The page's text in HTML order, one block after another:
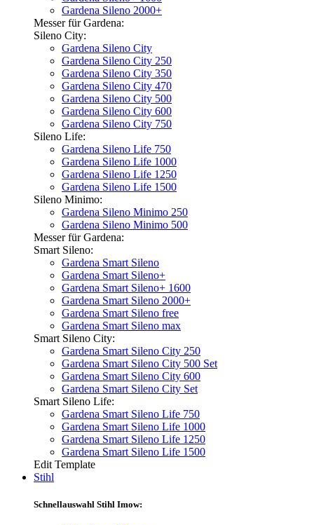
Gardena Sileno 2000+
Messer für Gardena:
Sileno City:
Gardena Sileno City
Gardena Sileno City 250
Gardena Sileno City 350
Gardena Sileno City 470
Gardena Sileno City 500
Gardena Sileno City 600
Gardena Sileno City 750
Sileno Life:
Gardena Sileno Life 750
Gardena Sileno Life 1000
Gardena Sileno Life 1250
Gardena Sileno Life 1500
Sileno Minimo:
Gardena Sileno Minimo 250
Gardena Sileno Minimo 500
Messer für Gardena:
Smart Sileno:
Gardena Smart Sileno
Gardena Smart Sileno+
Gardena Smart Sileno+ 1600
Gardena Smart Sileno 2000+
Gardena Smart Sileno free
Gardena Smart Sileno max
Smart Sileno City:
Gardena Smart Sileno City 250
Gardena Smart Sileno City 500 Set
Gardena Smart Sileno City 600
Gardena Smart Sileno City Set
Smart Sileno Life:
Gardena Smart Sileno Life 750
Gardena Smart Sileno Life 1000
Gardena Smart Sileno Life 1250
Gardena Smart Sileno Life 1500
Edit Template
Stihl
Schnellauswahl Stihl Imow: